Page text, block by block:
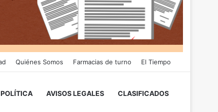
Quiénes Somos Farmacias de turno El Tiempo
POLÍTICA AVISOS LEGALES CLASIFICADOS